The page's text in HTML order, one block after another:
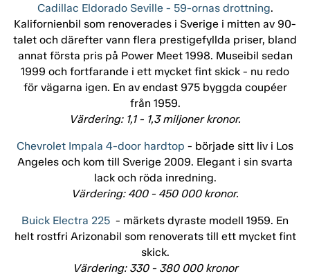
Cadillac Eldorado Seville - 59-ornas drottning.
Kalifornienbil som renoverades i Sverige i mitten av 90-
talet och därefter vann flera prestigefyllda priser, bland
annat första pris på Power Meet 1998. Museibil sedan
1999 och fortfarande i ett mycket fint skick - nu redo
för vägarna igen. En av endast 975 byggda coupéer
från 1959.
Värdering: 1,1 - 1,3 miljoner kronor.
Chevrolet Impala 4-door hardtop - började sitt liv i Los
Angeles och kom till Sverige 2009. Elegant i sin svarta
lack och röda inredning.
Värdering: 400 - 450 000 kronor.
Buick Electra 225 - märkets dyraste modell 1959. En
helt rostfri Arizonabil som renoverats till ett mycket fint
skick.
Värdering: 330 - 380 000 kronor